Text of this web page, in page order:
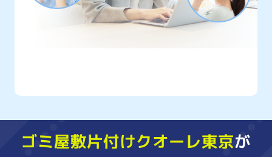
ゴミ屋敷片付けクオーレ東京が